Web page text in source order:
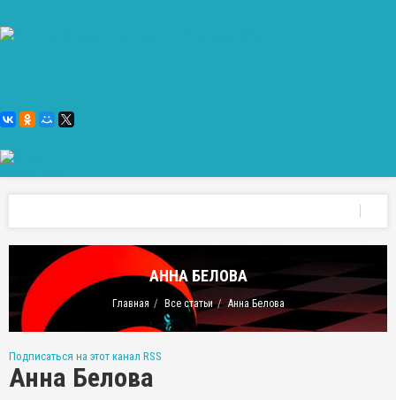
АННА БЕЛОВА
Главная Все статьи Анна Белова
Подписаться на этот канал RSS
Анна Белова